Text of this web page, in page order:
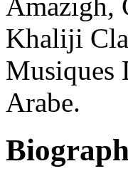
Khaliji
Musiques
Arabe.